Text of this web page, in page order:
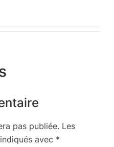
pas publiée. Les
avec *